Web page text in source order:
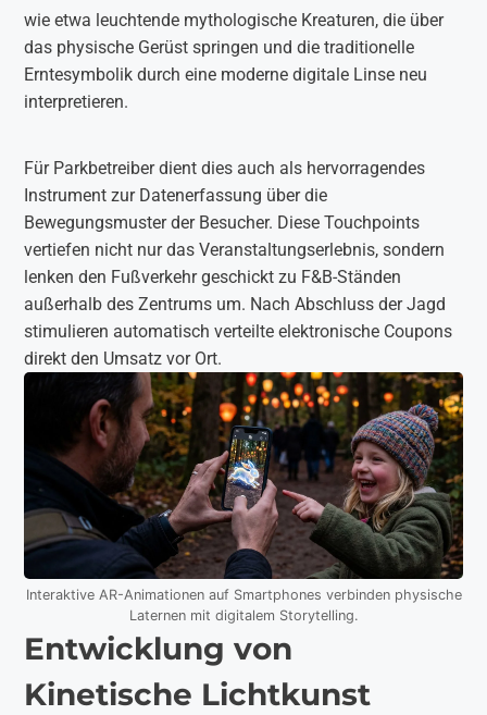
wie etwa leuchtende mythologische Kreaturen, die über
das physische Gerüst springen und die traditionelle
Erntesymbolik durch eine moderne digitale Linse neu
interpretieren.
Für Parkbetreiber dient dies auch als hervorragendes
Instrument zur Datenerfassung über die
Bewegungsmuster der Besucher. Diese Touchpoints
vertiefen nicht nur das Veranstaltungserlebnis, sondern
lenken den Fußverkehr geschickt zu F&B-Ständen
außerhalb des Zentrums um. Nach Abschluss der Jagd
stimulieren automatisch verteilte elektronische Coupons
direkt den Umsatz vor Ort.
Interaktive AR-Animationen auf Smartphones verbinden physische
Laternen mit digitalem Storytelling.
Entwicklung von
Kinetische Lichtkunst